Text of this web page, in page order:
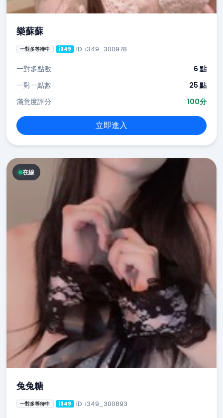
樂蘇蘇
一對多等待中 i349 ID: i349_300978
一對多點數
6 點
一對一點數
25 點
滿意度評分
100分
立即進入
在線
兔兔糖
一對多等待中 i349 ID: i349_300893